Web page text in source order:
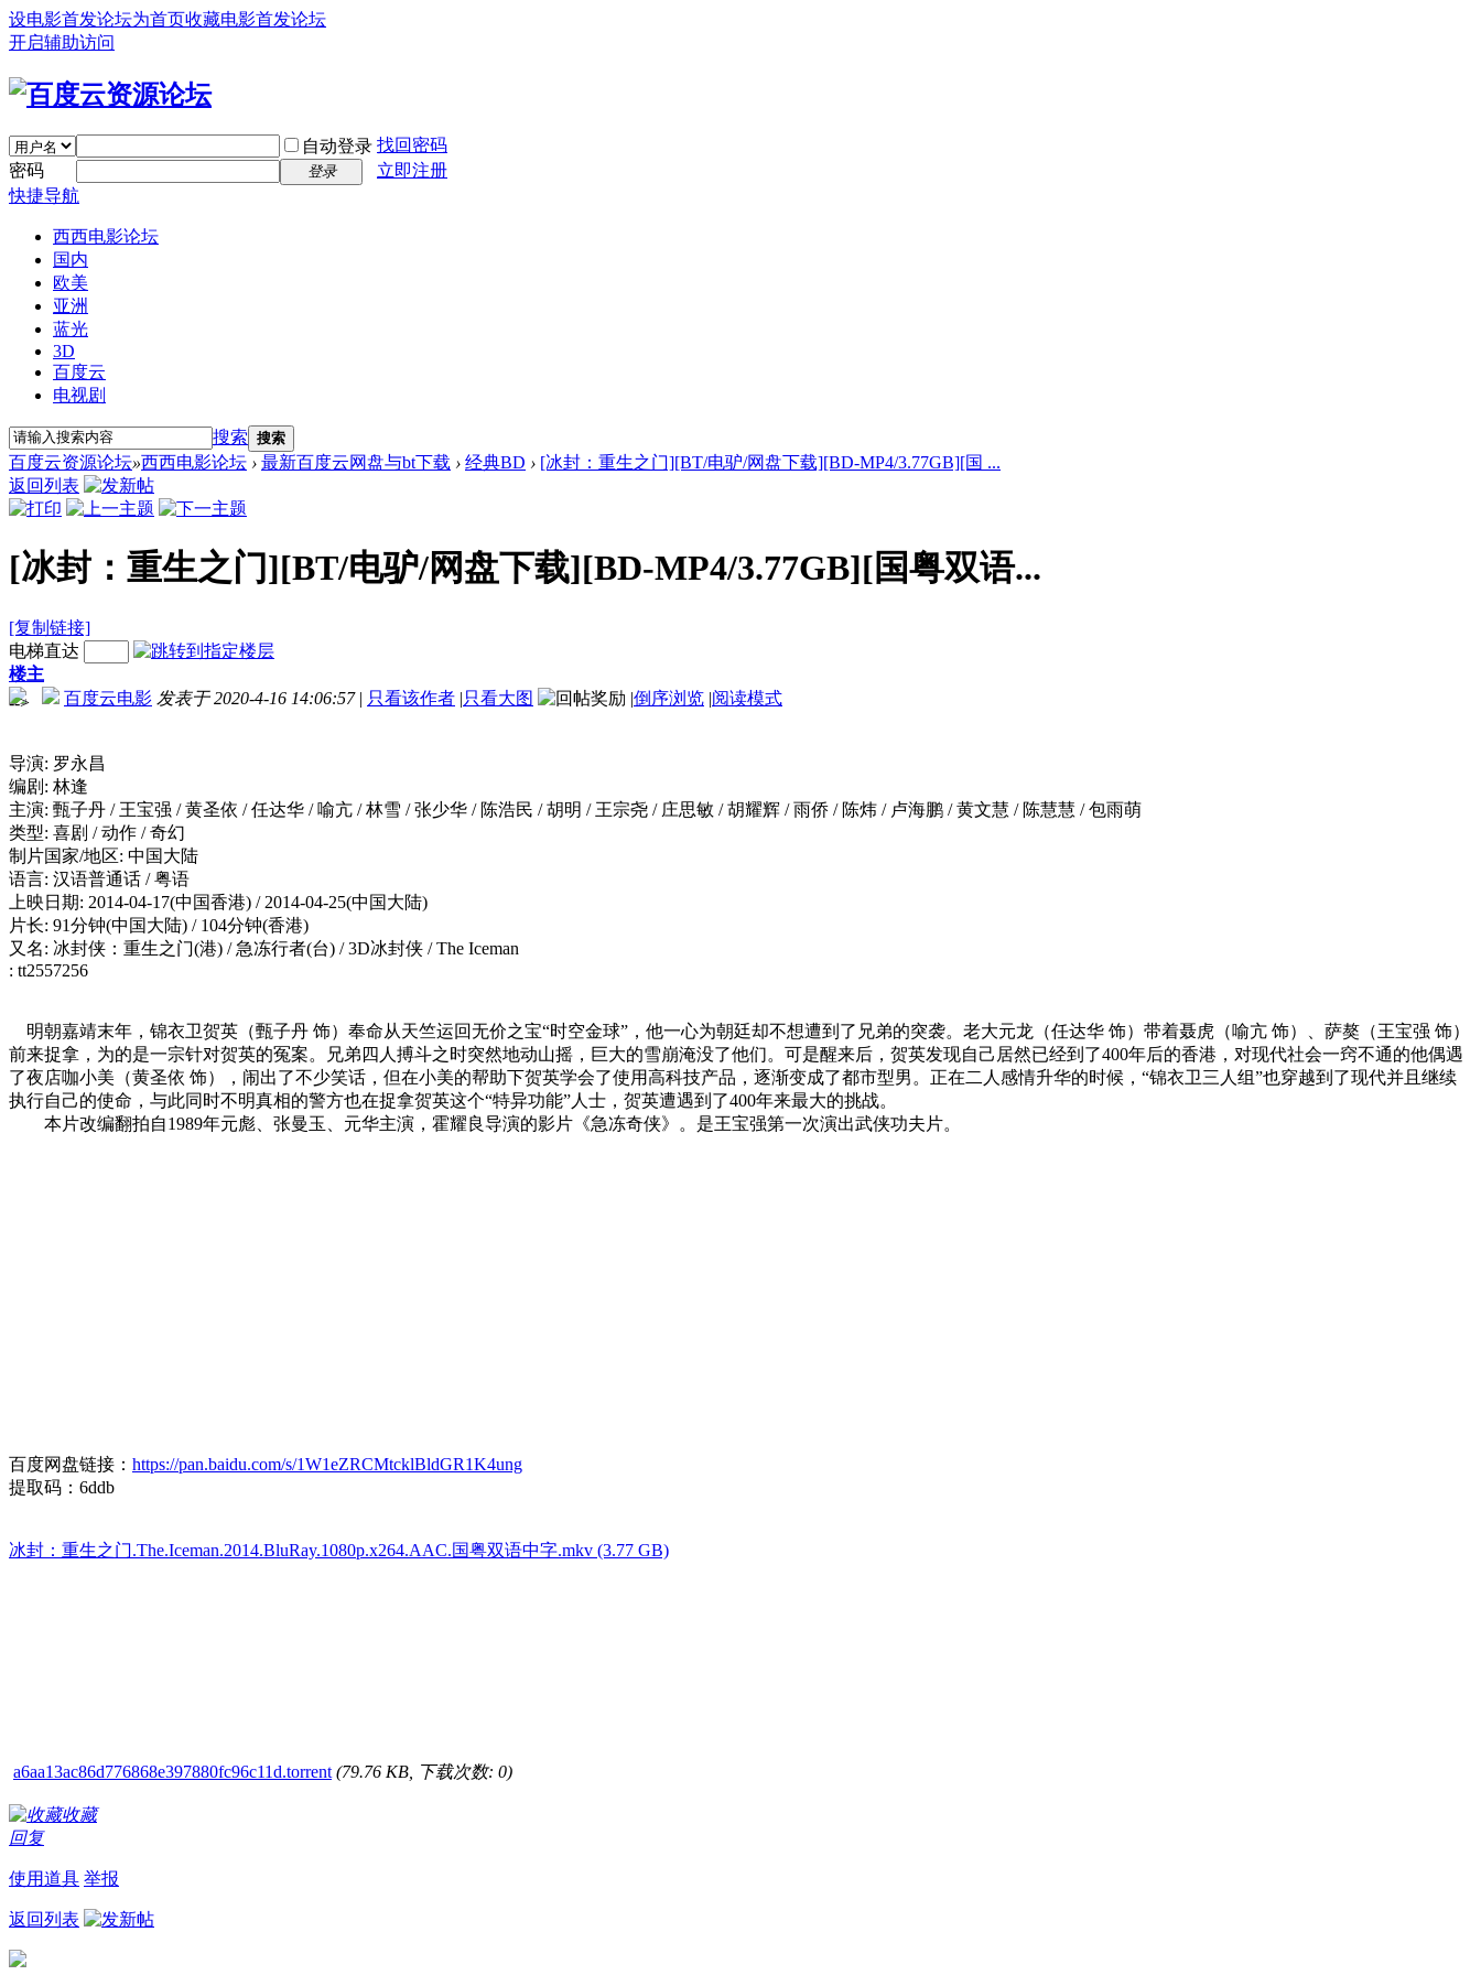
设电影首发论坛为首页收藏电影首发论坛
开启辅助访问
自动登录 找回密码
密码
登录
立即注册
快捷导航
西西电影论坛
国内
欧美
亚洲
蓝光
3D
百度云
电视剧
搜索 搜索
百度云资源论坛»西西电影论坛 › 最新百度云网盘与bt下载 › 经典BD › [冰封：重生之门][BT/电驴/网盘下载][BD-MP4/3.77GB][国 ...
返回列表
[冰封：重生之门][BT/电驴/网盘下载][BD-MP4/3.77GB][国粤双语...
[复制链接]
电梯直达
楼主
百度云电影 发表于 2020-4-16 14:06:57 | 只看该作者 |只看大图 |倒序浏览 |阅读模式
-->
导演: 罗永昌
编剧: 林逢
主演: 甄子丹 / 王宝强 / 黄圣依 / 任达华 / 喻亢 / 林雪 / 张少华 / 陈浩民 / 胡明 / 王宗尧 / 庄思敏 / 胡耀辉 / 雨侨 / 陈炜 / 卢海鹏 / 黄文慧 / 陈慧慧 / 包雨萌
类型: 喜剧 / 动作 / 奇幻
制片国家/地区: 中国大陆
语言: 汉语普通话 / 粤语
上映日期: 2014-04-17(中国香港) / 2014-04-25(中国大陆)
片长: 91分钟(中国大陆) / 104分钟(香港)
又名: 冰封侠：重生之门(港) / 急冻行者(台) / 3D冰封侠 / The Iceman
: tt2557256
明朝嘉靖末年，锦衣卫贺英（甄子丹 饰）奉命从天竺运回无价之宝“时空金球”，他一心为朝廷却不想遭到了兄弟的突袭。老大元龙（任达华 饰）带着聂虎（喻亢 饰）、萨獒（王宝强 饰）
前来捉拿，为的是一宗针对贺英的冤案。兄弟四人搏斗之时突然地动山摇，巨大的雪崩淹没了他们。可是醒来后，贺英发现自己居然已经到了400年后的香港，对现代社会一窍不通的他偶遇
了夜店咖小美（黄圣依 饰），闹出了不少笑话，但在小美的帮助下贺英学会了使用高科技产品，逐渐变成了都市型男。正在二人感情升华的时候，“锦衣卫三人组”也穿越到了现代并且继续
执行自己的使命，与此同时不明真相的警方也在捉拿贺英这个“特异功能”人士，贺英遭遇到了400年来最大的挑战。
本片改编翻拍自1989年元彪、张曼玉、元华主演，霍耀良导演的影片《急冻奇侠》。是王宝强第一次演出武侠功夫片。
百度网盘链接： https://pan.baidu.com/s/1W1eZRCMtcklBldGR1K4ung
提取码：6ddb
冰封：重生之门.The.Iceman.2014.BluRay.1080p.x264.AAC.国粤双语中字.mkv (3.77 GB)
a6aa13ac86d776868e397880fc96c11d.torrent (79.76 KB, 下载次数: 0)
收藏
回复
使用道具 举报
返回列表